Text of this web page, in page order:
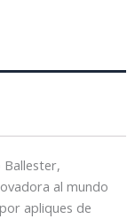
Ballester,
al mundo
apliques de